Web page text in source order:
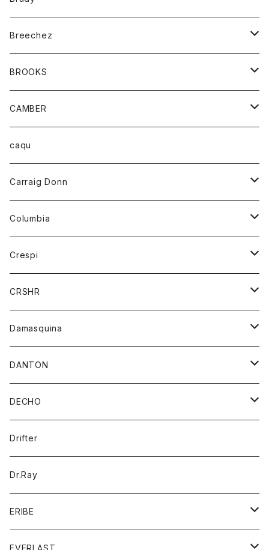
ベルト
Tシャツ
グッズ
アンダーウェアー
カードホルダー
チーフ
バンダナ
トップス
カーディガン
トレーナー
パーカー
ボトム
オーバーオール
ショートパンツ
レディース
オーバーオール
カーディガン
Tシャツ
パーカー
Breechez
シャツ
BROOKS
グッズ
靴
CAMBER
トップス
ハーフスリーブTシャツ
caqu
Carraig Donn
ニット
Columbia
アウター
ジャケット
Crespi
ジャケット
ワンピース
ブラウス
CRSHR
キャップ
Damasquina
ウォレット
カードケース
バッグ
DANTON
アウター
コート
ジャケット
アクセサリー
バッグ
キッズ
シャツ
Tシャツ
グッズ
帽子
トップス
DECHO
帽子
Drifter
Dr.Ray
ERIBE
ニット
EVERLAST